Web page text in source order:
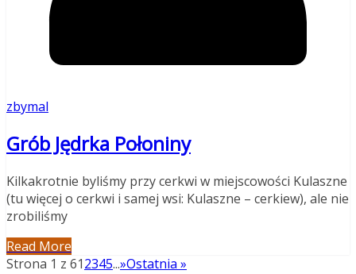
zbymal
Grób Jędrka Połoniny
Kilkakrotnie byliśmy przy cerkwi w miejscowości Kulaszne
(tu więcej o cerkwi i samej wsi: Kulaszne – cerkiew), ale nie
zrobiliśmy
Read More
Strona 1 z 612345...»Ostatnia »